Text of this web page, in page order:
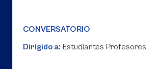
CONVERSATORIO
Dirigido a: Estudiantes Profesores